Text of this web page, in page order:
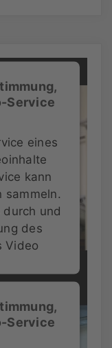
Service
eines
kann
sammeln.
und
des
Video
Service